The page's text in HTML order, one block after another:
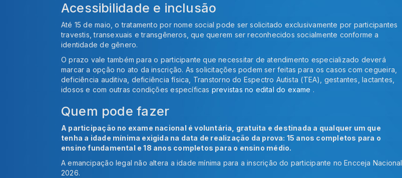
Acessibilidade e inclusão
Até 15 de maio, o tratamento por nome social pode ser solicitado exclusivamente por participantes
travestis, transexuais e transgêneros, que querem ser reconhecidos socialmente conforme a
identidade de gênero.
O prazo vale também para o participante que necessitar de atendimento especializado deverá
marcar a opção no ato da inscrição. As solicitações podem ser feitas para os casos com cegueira,
deficiência auditiva, deficiência física, Transtorno do Espectro Autista (TEA), gestantes, lactantes,
idosos e com outras condições específicas previstas no edital do exame .
Quem pode fazer
A participação no exame nacional é voluntária, gratuita e destinada a qualquer um que
tenha a idade mínima exigida na data de realização da prova: 15 anos completos para o
ensino fundamental e 18 anos completos para o ensino médio.
A emancipação legal não altera a idade mínima para a inscrição do participante no Encceja Nacional
2026.